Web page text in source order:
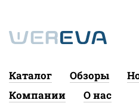
Каталог Обзоры
Компании
О нас